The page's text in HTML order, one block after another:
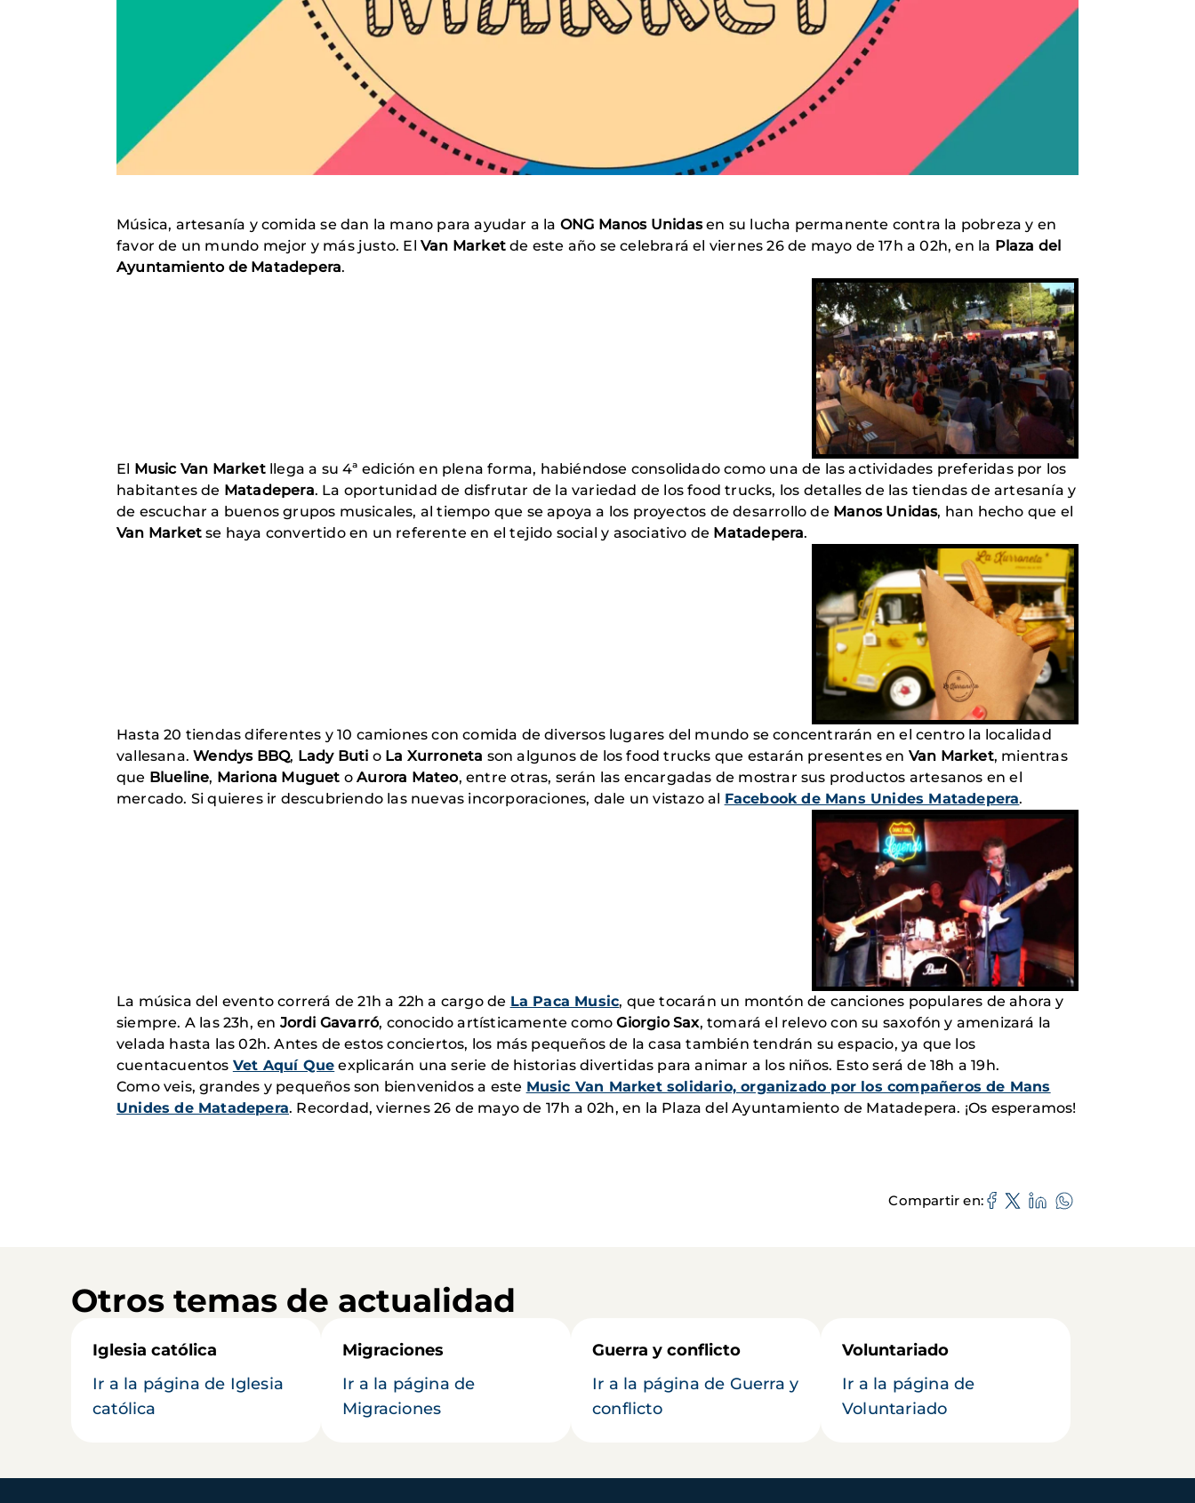
Música, artesanía y comida se dan la mano para ayudar a la ONG Manos Unidasen su lucha permanente contra la pobreza y en
favor de un mundo mejor y más justo. ElVan Market de este año se celebrará el viernes 26 de mayo de 17h a 02h, en la Plaza del
Ayuntamiento de Matadepera.
El Music Van Marketllega a su 4ª edición en plena forma, habiéndose consolidado como una de las actividades preferidas por los
habitantes de Matadepera. La oportunidad de disfrutar de la variedad de los food trucks, los detalles de las tiendas de artesanía y
de escuchar a buenos grupos musicales, al tiempo que se apoya a los proyectos de desarrollo de Manos Unidas, han hecho que el
Van Market se haya convertido en un referente en el tejido social y asociativo de Matadepera.
Hasta 20 tiendas diferentes y 10 camiones con comida de diversos lugares del mundo se concentrarán en el centro la localidad
vallesana.Wendys BBQ, Lady Buti o La Xurroneta son algunos de los food trucks que estarán presentes en Van Market, mientras
que Blueline, Mariona Muguet oAurora Mateo, entre otras, serán las encargadas de mostrar sus productos artesanos en el
mercado. Si quieres ir descubriendo las nuevas incorporaciones, dale un vistazo al Facebook de Mans Unides Matadepera.
La música del evento correrá de 21h a 22h a cargo de La Paca Music, que tocarán un montón de canciones populares de ahora y
siempre. A las 23h, en Jordi Gavarró, conocido artísticamente comoGiorgio Sax, tomará el relevo con su saxofón y amenizará la
velada hasta las 02h. Antes de estos conciertos, los más pequeños de la casa también tendrán su espacio, ya que los
cuentacuentos Vet Aquí Que explicarán una serie de historias divertidas para animar a los niños. Esto será de 18h a 19h.
Como veis, grandes y pequeños son bienvenidos a este Music Van Market solidario, organizado por los compañeros de Mans
Unides de Matadepera. Recordad, viernes 26 de mayo de 17h a 02h, en la Plaza del Ayuntamiento de Matadepera. ¡Os esperamos!
Compartir en
Otros temas de actualidad
Iglesia católica
Ir a la página de Iglesia
católica
Migraciones
Ir a la página de
Migraciones
Guerra y conflicto
Ir a la página de Guerra y
conflicto
Voluntariado
Ir a la página de
Voluntariado